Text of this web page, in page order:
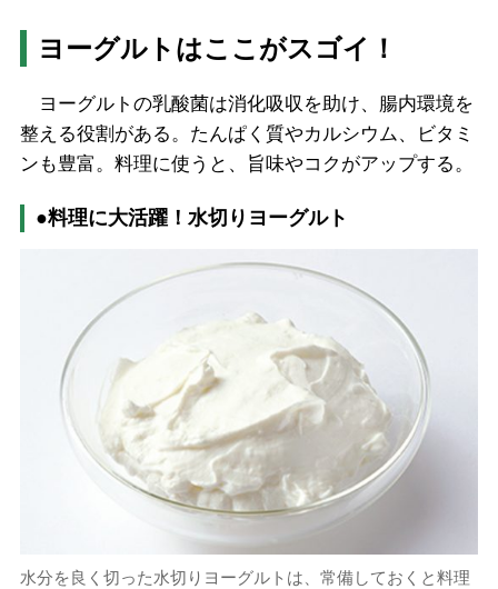
ヨーグルトはここがスゴイ！
ヨーグルトの乳酸菌は消化吸収を助け、腸内環境を
整える役割がある。たんぱく質やカルシウム、ビタミ
ンも豊富。料理に使うと、旨味やコクがアップする。
●料理に大活躍！水切りヨーグルト
水分を良く切った水切りヨーグルトは、常備しておくと料理